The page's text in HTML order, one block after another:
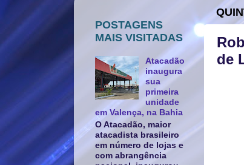
de
POSTAGENS
MAIS VISITADAS
Atacadão
inaugura
sua
primeira
unidade
em Valença, na Bahia
O Atacadão, maior
atacadista brasileiro
em número de lojas e
com abrangência